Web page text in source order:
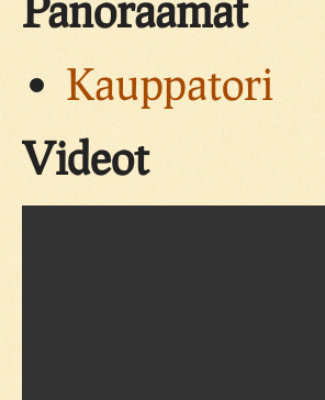
Kauppatori
Videot